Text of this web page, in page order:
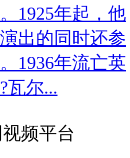
1925年起，他
出的同时还参
1936年流亡英
瓦尔...
频平台